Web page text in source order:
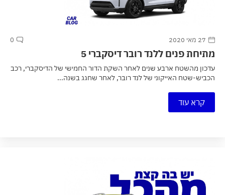
27 מאי 2020 0
מתיחת פנים ללנד רובר דיסקברי 5
עדכון מהשטח ארבע שנים לאחר השקת הדור החמישי של הדיסקברי, רכב
הכביש-שטח האייקוני של לנד רובר, לאחר שחגג בשנה...
קרא עוד